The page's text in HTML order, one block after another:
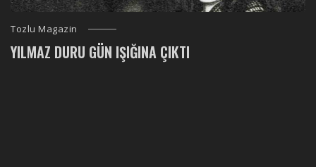
Tozlu Magazin
YILMAZ DURU GÜN IŞIĞINA ÇIKTI